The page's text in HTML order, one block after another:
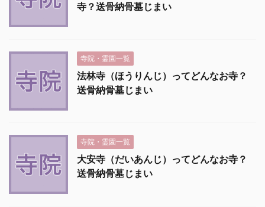
寺？送骨納骨墓じまい
寺院・霊園一覧
法林寺（ほうりんじ）ってどんなお寺？
送骨納骨墓じまい
寺院・霊園一覧
大安寺（だいあんじ）ってどんなお寺？
送骨納骨墓じまい